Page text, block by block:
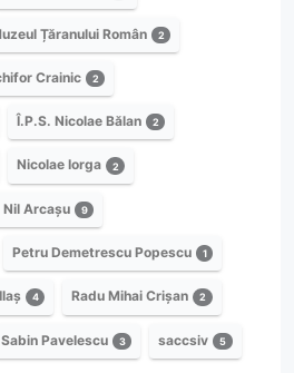
Țăranului Român 2
Crainic 2
Î.P.S. Nicolae Bălan 2
Nicolae Iorga 2
Nil Arcașu 9
Petru Demetrescu Popescu 1
4 Radu Mihai Crișan 2
Sabin Pavelescu 3 saccsiv 5